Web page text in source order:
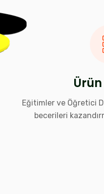
Eğitimler ve Öğretici
becerileri